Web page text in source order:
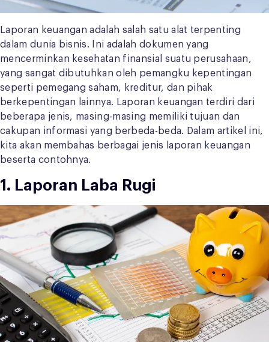
Laporan keuangan adalah salah satu alat terpenting
dalam dunia bisnis. Ini adalah dokumen yang
mencerminkan kesehatan finansial suatu perusahaan,
yang sangat dibutuhkan oleh pemangku kepentingan
seperti pemegang saham, kreditur, dan pihak
berkepentingan lainnya. Laporan keuangan terdiri dari
beberapa jenis, masing-masing memiliki tujuan dan
cakupan informasi yang berbeda-beda. Dalam artikel ini,
kita akan membahas berbagai jenis laporan keuangan
beserta contohnya.
1. Laporan Laba Rugi